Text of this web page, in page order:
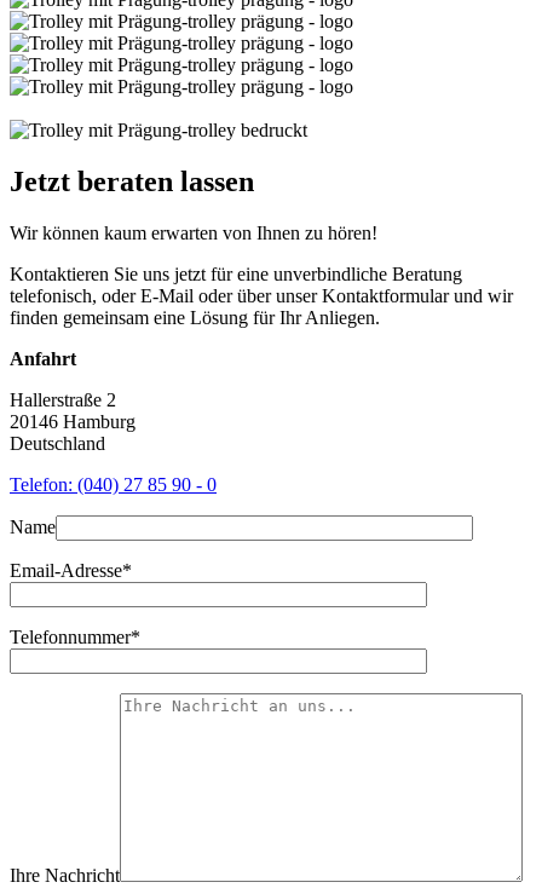
Jetzt beraten lassen
Wir können kaum erwarten von Ihnen zu hören!
Kontaktieren Sie uns jetzt für eine unverbindliche Beratung
telefonisch, oder E-Mail oder über unser Kontaktformular und wir
finden gemeinsam eine Lösung für Ihr Anliegen.
Anfahrt
Hallerstraße 2
20146 Hamburg
Deutschland
Telefon: (040) 27 85 90 - 0
Name
Email-Adresse*
Telefonnummer*
Ihre Nachricht